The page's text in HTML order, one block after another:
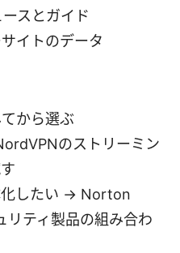
スとガイド
イトのデータ
から選ぶ
のストリーミン
化したい → Norton
ティ製品の組み合わ